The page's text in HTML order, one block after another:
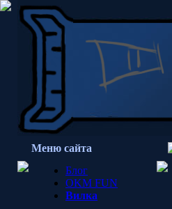
Меню сайта
Блог
OKM FUN
Вилка